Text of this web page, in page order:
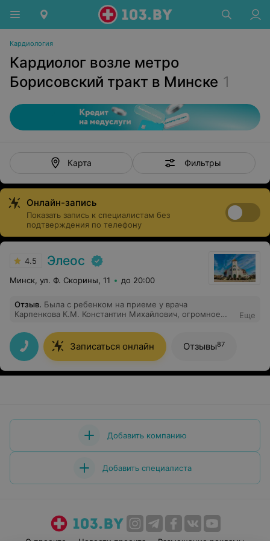
Кардиология
Кардиолог возле метро
Борисовский тракт в Минске 1
Карта Фильтры
Онлайн-запись
Показать запись к специалистам без
подтверждения по телефону
4.5 Элеос
Минск, ул. Ф. Скорины, 11 до 20:00
Отзыв. Была с ребенком на приеме у врача
Карпенкова К.М. Константин Михайлович, огромное
внимательное отношение к пациентам) А также за
подробное разъяснение диагноза и рекомендаций по
дальнейшему лечению)
Еще
Записаться онлайн Отзывы87
Добавить компанию
Добавить специалиста